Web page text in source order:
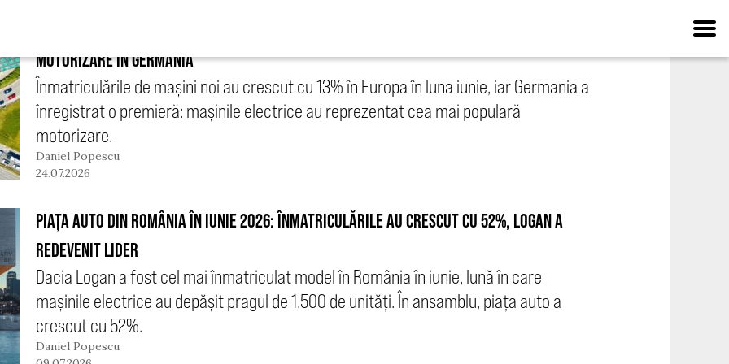
MOTORIZARE ÎN GERMANIA
Înmatriculările de mașini noi au crescut cu 13% în Europa în luna iunie, iar Germania a
înregistrat o premieră: mașinile electrice au reprezentat cea mai populară
motorizare.
Daniel Popescu
24.07.2026
PIAȚA AUTO DIN ROMÂNIA ÎN IUNIE 2026: ÎNMATRICULĂRILE AU CRESCUT CU 52%, LOGAN A
REDEVENIT LIDER
Dacia Logan a fost cel mai înmatriculat model în România în iunie, lună în care
mașinile electrice au depășit pragul de 1.500 de unități. În ansamblu, piața auto a
crescut cu 52%.
Daniel Popescu